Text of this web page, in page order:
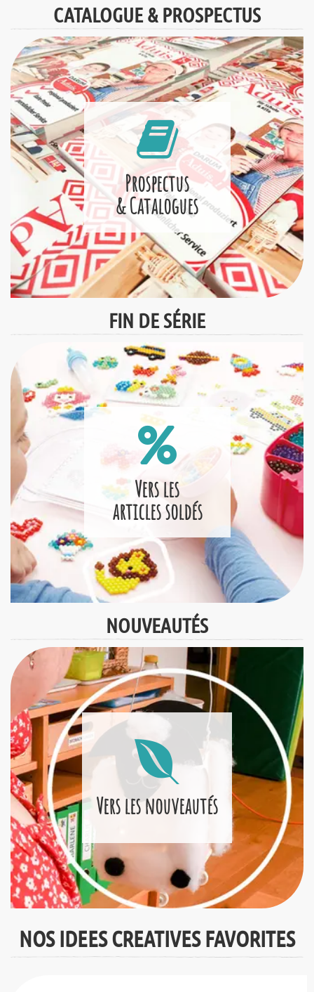
CATALOGUE & PROSPECTUS
Prospectus
& Catalogues
FIN DE SÉRIE
Vers les
articles soldés
NOUVEAUTÉS
Vers les nouveautés
NOS IDEES CREATIVES FAVORITES